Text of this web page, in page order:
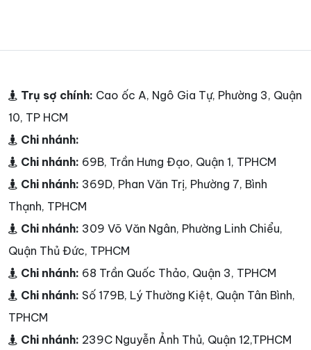
Trụ sợ chính: Cao ốc A, Ngô Gia Tự, Phường 3, Quận
10, TP HCM
Chi nhánh:
Chi nhánh: 69B, Trần Hưng Đạo, Quận 1, TPHCM
Chi nhánh: 369D, Phan Văn Trị, Phường 7, Bình
Thạnh, TPHCM
Chi nhánh: 309 Võ Văn Ngân, Phường Linh Chiểu,
Quận Thủ Đức, TPHCM
Chi nhánh: 68 Trần Quốc Thảo, Quận 3, TPHCM
Chi nhánh: Số 179B, Lý Thường Kiệt, Quận Tân Bình,
TPHCM
Chi nhánh: 239C Nguyễn Ảnh Thủ, Quận 12,TPHCM